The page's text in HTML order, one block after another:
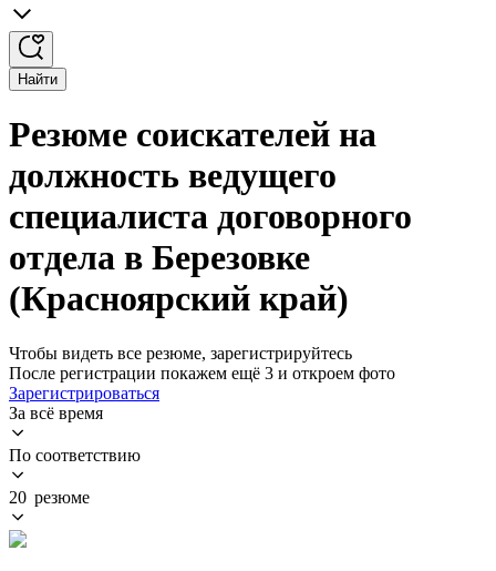
Найти
Резюме соискателей на
должность ведущего
специалиста договорного
отдела в Березовке
(Красноярский край)
Чтобы видеть все резюме, зарегистрируйтесь
После регистрации покажем ещё 3 и откроем фото
Зарегистрироваться
За всё время
По соответствию
20 резюме